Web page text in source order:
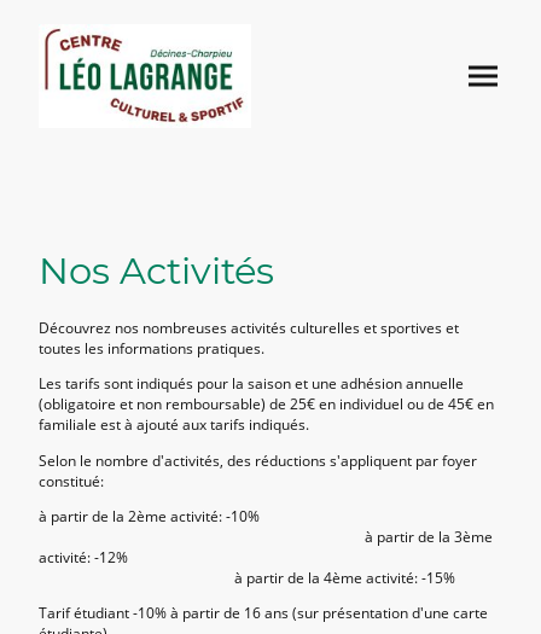
Nos Activités
Découvrez nos nombreuses activités culturelles et sportives et
toutes les informations pratiques.
Les tarifs sont indiqués pour la saison et une adhésion annuelle
(obligatoire et non remboursable) de 25€ en individuel ou de 45€ en
familiale est à ajouté aux tarifs indiqués.
Selon le nombre d'activités, des réductions s'appliquent par foyer
constitué:
à partir de la 2ème activité: -10%
à partir de la 3ème
activité: -12%
à partir de la 4ème activité: -15%
Tarif étudiant -10% à partir de 16 ans (sur présentation d'une carte